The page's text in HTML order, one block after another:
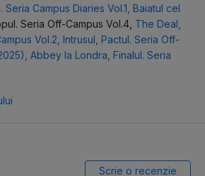
Seria Campus Diaries Vol.1 Baiatul cel
Seria Off-Campus Vol.4 The Deal
Vol.2 Intrusul Pactul. Seria Off-
Abbey la Londra Finalul. Seria
Scrie o recenzie